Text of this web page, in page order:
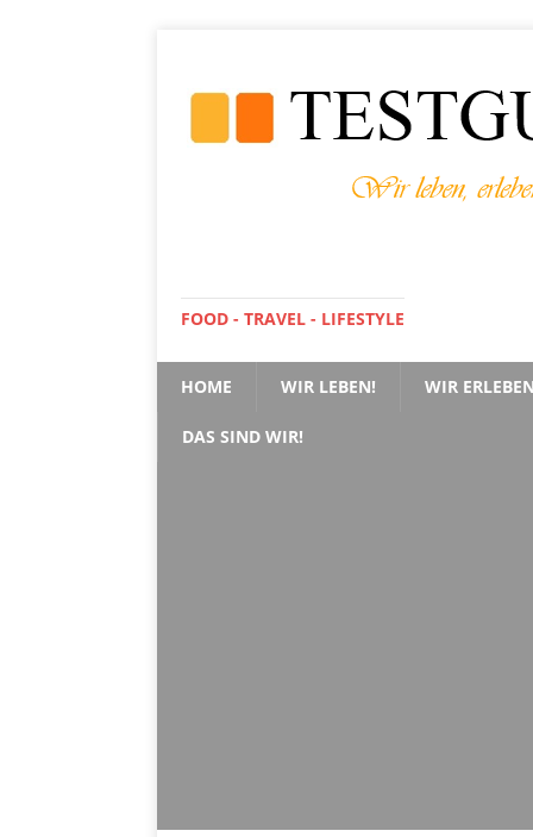
FOOD - TRAVEL - LIFESTYLE
HOME WIR LEBEN! WIR
DAS SIND WIR!